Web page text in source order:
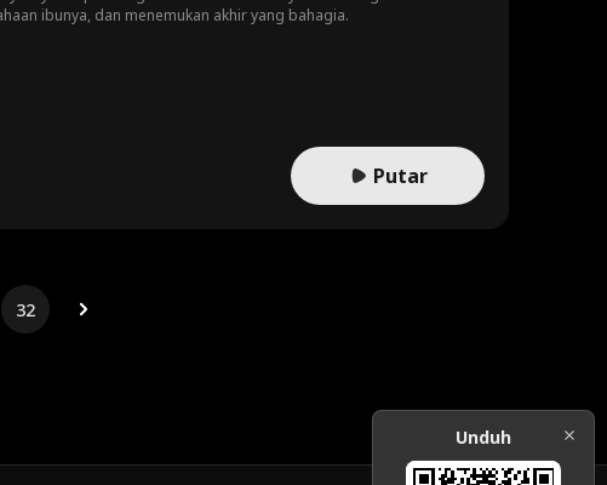
ibunya, dan menemukan akhir yang bahagia.
Putar
32
Unduh